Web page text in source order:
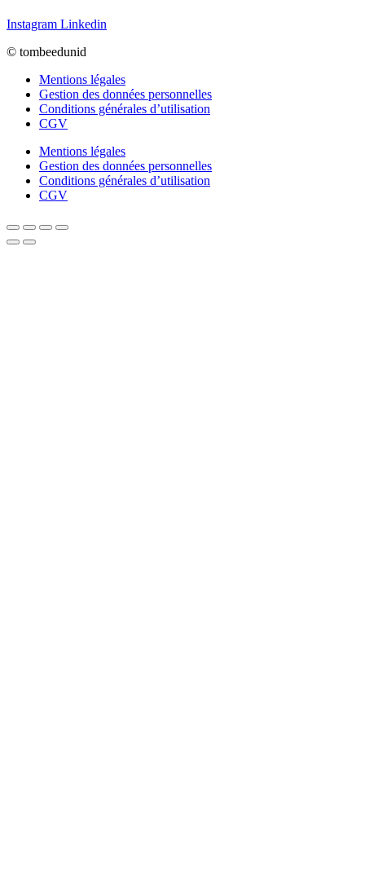
Instagram Linkedin
© tombeedunid
Mentions légales
Gestion des données personnelles
Conditions générales d’utilisation
CGV
Mentions légales
Gestion des données personnelles
Conditions générales d’utilisation
CGV